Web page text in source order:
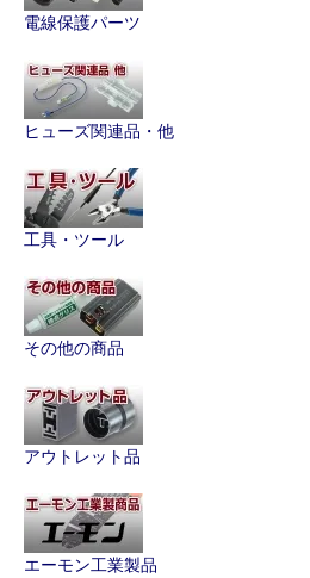
電線保護パーツ
ヒューズ関連品・他
工具・ツール
その他の商品
アウトレット品
エーモン工業製品